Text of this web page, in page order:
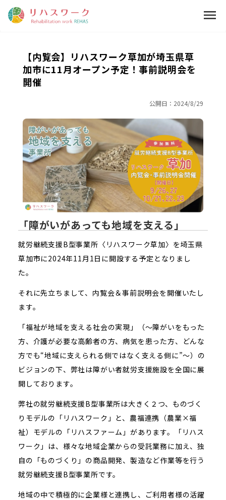
menu
【内覧会】リハスワーク草加が埼玉県草
加市に11月オープン予定！事前説明会を
開催
公開日： 2024/8/29
「障がいがあっても地域を支える」
就労継続支援B型事業所〈リハスワーク草加〉を埼玉県
草加市に2024年11月1日に開設する予定となりまし
た。
それに先立ちまして、内覧会＆事前説明会を開催いたし
ます。
「福祉が地域を支える社会の実現」（～障がいをもった
方、介護が必要な高齢者の方、病気を患った方、どんな
方でも“地域に支えられる側ではなく支える側に”～）の
ビジョンの下、弊社は障がい者就労支援施設を全国に展
開しております。
弊社の就労継続支援B型事業所は大きく２つ、ものづく
りモデルの「リハスワーク」と、農福連携（農業×福
祉）モデルの「リハスファーム」があります。「リハス
ワーク」は、様々な地域企業からの受託業務に加え、独
自の「ものづくり」の商品開発、製造など作業等を行う
就労継続支援B型事業所です。
地域の中で積極的に企業様と連携し、ご利用者様の活躍